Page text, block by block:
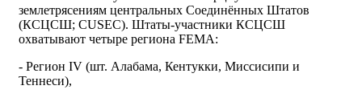
землетрясениям центральных Соединённых Штатов
(КСЦСШ; CUSEC). Штаты-участники КСЦСШ
охватывают четыре региона FEMA:
- Регион IV (шт. Алабама, Кентукки, Миссисипи и
Теннеси),